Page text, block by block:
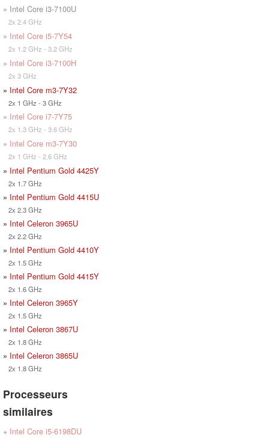
» Intel Core i3-7100U
2x 2.4 GHz
» Intel Core i5-7Y54
2x 1.2 GHz - 3.2 GHz
» Intel Core i3-7100H
2x 3 GHz
» Intel Core m3-7Y32
2x 1 GHz - 3 GHz
» Intel Core i7-7Y75
2x 1.3 GHz - 3.6 GHz
» Intel Core m3-7Y30
2x 1 GHz - 2.6 GHz
» Intel Pentium Gold 4425Y
2x 1.7 GHz
» Intel Pentium Gold 4415U
2x 2.3 GHz
» Intel Celeron 3965U
2x 2.2 GHz
» Intel Pentium Gold 4410Y
2x 1.5 GHz
» Intel Pentium Gold 4415Y
2x 1.6 GHz
» Intel Celeron 3965Y
2x 1.5 GHz
» Intel Celeron 3867U
2x 1.8 GHz
» Intel Celeron 3865U
2x 1.8 GHz
Processeurs
similaires
+ Intel Core i5-6198DU